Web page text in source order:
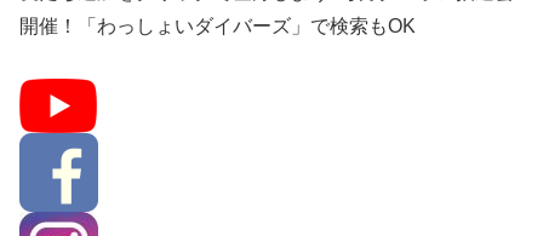
開催！「わっしょいダイバーズ」で検索もOK